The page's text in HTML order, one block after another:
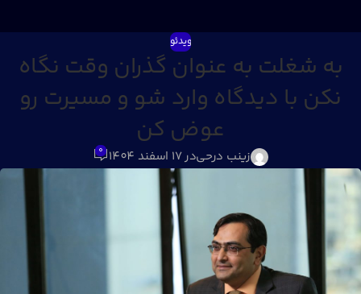
ویدئو
به شغلت به عنوان گذران وقت نگاه
نکن با دیدگاه وارد شو و مسیرت رو
عوض کن
زینب درحیدر 17 اسفند 1404 0